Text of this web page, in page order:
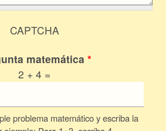
CAPTCHA
matemática *
2 + 4 =
problema matemático y escriba la